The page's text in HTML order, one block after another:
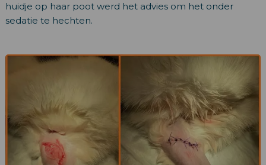
huidje op haar poot werd het advies om het onder
sedatie te hechten.